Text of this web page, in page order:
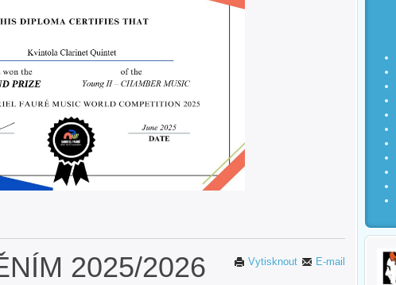
E-mail
Vytisknout
2025/2026